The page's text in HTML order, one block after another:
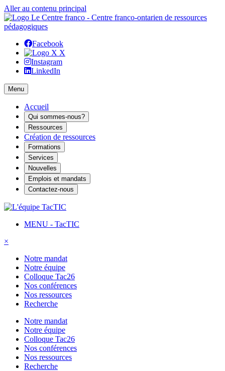
Aller au contenu principal
Facebook
X
Instagram
LinkedIn
Menu
Accueil
Qui sommes-nous?
Ressources
Création de ressources
Formations
Services
Nouvelles
Emplois et mandats
Contactez-nous
MENU - TacTIC
×
Notre mandat
Notre équipe
Colloque Tac26
Nos conférences
Nos ressources
Recherche
Notre mandat
Notre équipe
Colloque Tac26
Nos conférences
Nos ressources
Recherche